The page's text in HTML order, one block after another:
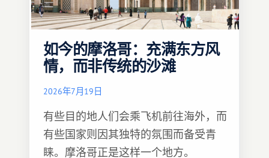
如今的摩洛哥：充满东方风
情，而非传统的沙滩
2026年7月19日
有些目的地人们会乘飞机前往海外，而
有些国家则因其独特的氛围而备受青
睐。摩洛哥正是这样一个地方。